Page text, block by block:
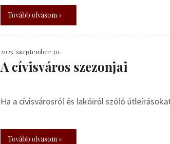
Tovább olvasom »
2025. szeptember 30.
A cívisváros szezonjai
Ha a cívisvárosról és lakóiról szóló
Tovább olvasom »